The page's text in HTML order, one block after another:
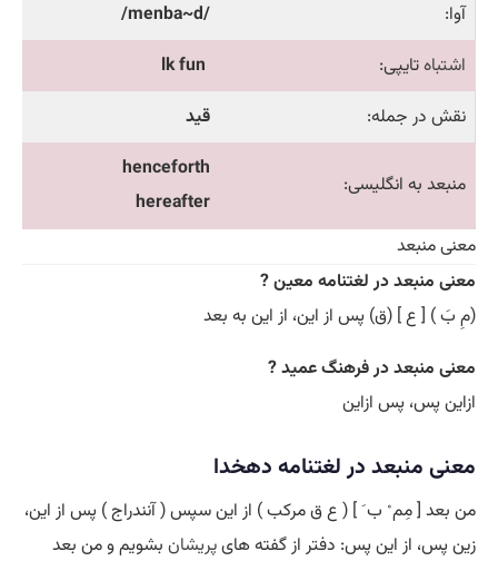
آوا:
/menba~d/
اشتباهتایپی:
lk fun
نقش در جمله:
قید
منبعد به انگلیسی:
henceforth
hereafter
معنی منبعد
معنی منبعد در لغتنامه معین ?
(مِ بَ ) [ ع ] (ق) پس از این، از این به بعد
معنی منبعد در فرهنگ عمید ?
ازاین پس، پس ازاین
معنی منبعد در لغتنامه دهخدا
من بعد [ مِم ْ ب َ ] ( ع ق مرکب ) از این سپس ( آنندراج ) پس از این،
زین پس، از این پس: دفتر از گفته هایپریشان بشویم و من بعد